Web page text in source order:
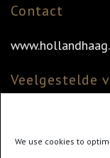
We use cookies to
Contact
Veelgestelde
Veelgestelde